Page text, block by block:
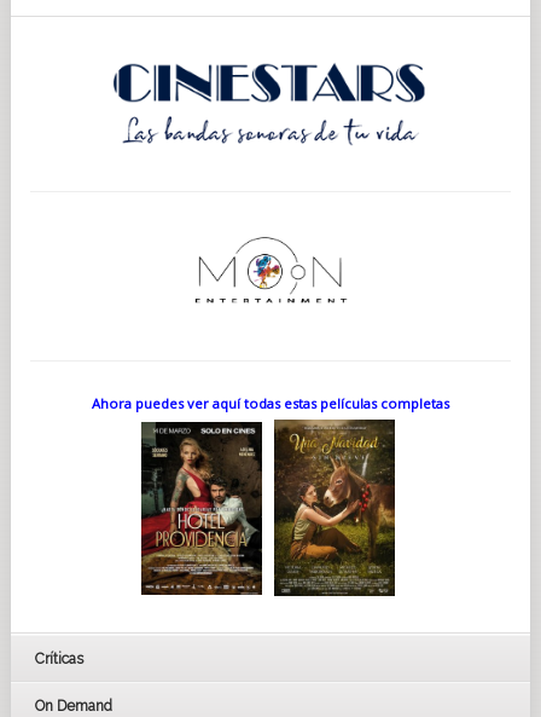
Ahora puedes ver aquí todas estas películas completas
Críticas
On Demand